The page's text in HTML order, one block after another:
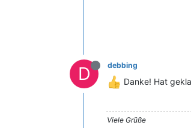
D debbing
Danke! Hat
Viele Grüße